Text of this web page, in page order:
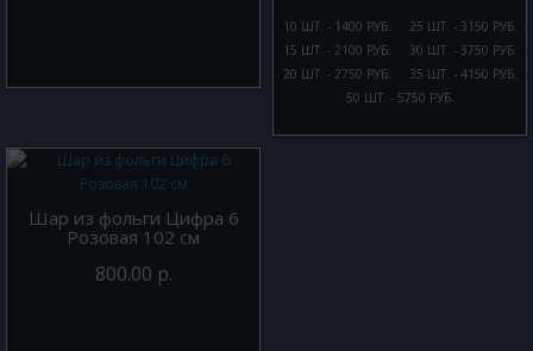
10 ШТ. - 1400 РУБ.
15 ШТ. - 2100 РУБ.
20 ШТ. - 2750 РУБ.
25 ШТ. - 3150 РУБ.
30 ШТ. - 3750 РУБ.
35 ШТ. - 4150 РУБ.
50 ШТ. - 5750 РУБ.
Шар из фольги Цифра 6
Розовая 102 см
800.00 р.